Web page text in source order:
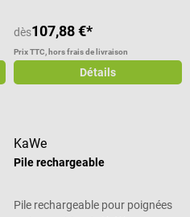
dès107,88 €*
Prix TTC, hors frais de livraison
Détails
KaWe
Pile rechargeable
Pile rechargeable pour poignées